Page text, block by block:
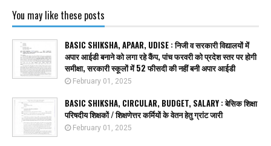
You may like these posts
BASIC SHIKSHA, APAAR, UDISE : निजी व सरकारी विद्यालयों में
अपार आईडी बनाने को लगा रहे कैंप, पांच फरवरी को प्रदेश स्तर पर होगी
समीक्षा, सरकारी स्कूलों में 52 फीसदी की नहीं बनी अपार आईडी
February 01, 2025
BASIC SHIKSHA, CIRCULAR, BUDGET, SALARY : बेसिक शिक्षा
परिषदीय शिक्षकों / शिक्षणेत्तर कर्मियों के वेतन हेतु ग्रांट जारी
February 01, 2025